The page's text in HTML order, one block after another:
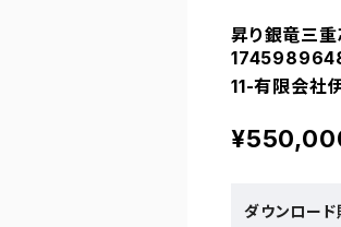
昇り銀竜三
11-有限会社
ダウンロー